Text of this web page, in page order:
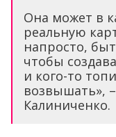
Она может в
реальную
напросто,
чтобы
и кого-то
возвышать»,
Калиниченко.